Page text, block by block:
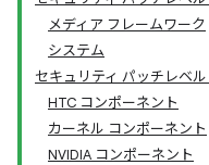
メディア フレームワーク
システム
セキュリティ パッチレベ
HTC コンポーネント
カーネル コンポーネント
NVIDIA コンポーネント